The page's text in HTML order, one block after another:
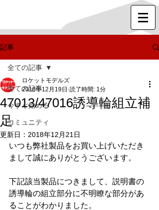
記事
全ての記事
今すぐ始める
コミュニティ
全ての記事
47013/47016誘導輪組立補
足
ロケットモデルズ
2018年12月19日 読了時間: 1分
更新日： 2018年12月21日
いつも弊社製品をお買い上げいただき
まして誠にありがとうございます。
下記該当製品につきまして、説明書の
誘導輪の組立部分に不明瞭な部分があ
ることがわかりました。